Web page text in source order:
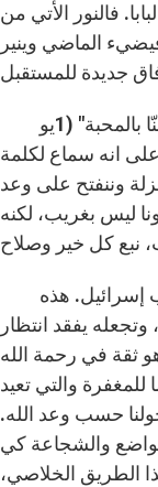
فالنور الأتي من
الماضي وينير
"فلقد أمنّا بالمحبة" (1يو
على انه سماع لكلمة
وننفتح على وعد
ليس بغريب، لكنه
وتجعله يفقد انتظار
ثقة في رحمة الله
والتي تعيد
حسب وعد الله.
والشجاعة كي
الطريق الخلاصي،